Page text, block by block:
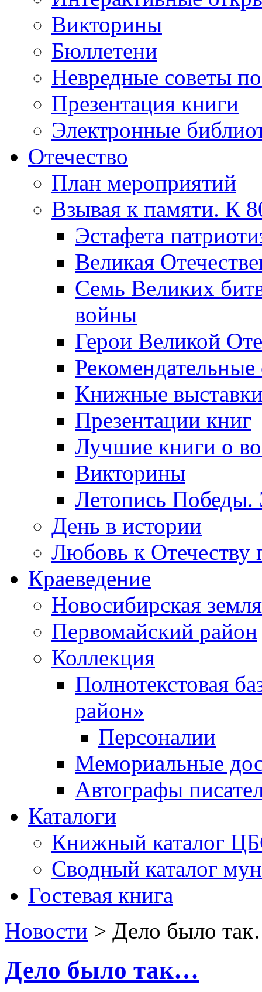
Викторины
Бюллетени
Невредные советы
Презентация книги
Электронные
Отечество
План мероприятий
Взывая к памяти. К
Эcтафета
Великая
Семь Великих
войны
Герои Великой
Рекомендательные
Книжные
Презентации книг
Лучшие книги о
Викторины
Летопись Победы.
День в истории
Любовь к Отечеству
Краеведение
Новосибирская земля
Первомайский район
Коллекция
Полнотекстовая
район»
Персоналии
Мемориальные
Автографы
Каталоги
Книжный каталог
Сводный каталог
Гостевая книга
Новости > Дело было
Дело было так…